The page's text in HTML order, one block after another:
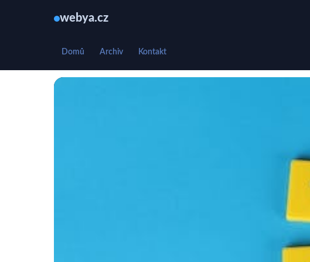
webya.cz
Domů Archiv Kontakt